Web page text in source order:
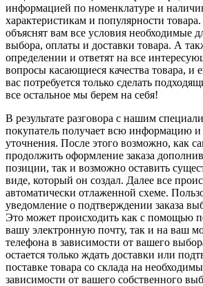
информацией по номенклатуре и
характеристикам и популярности
объяснят вам все условия необходимые
выбора, оплаты и доставки товара. А
определении и ответят на все
вопросы касающиеся качества товара, и
вас потребуется только сделать
все остальное мы берем на себя!
В результате разговора с нашим
покупатель получает всю информацию
уточнения. После этого возможно, как
продолжить оформление заказа
позиции, так и возможно оставить
виде, который он создал. Далее все
автоматически отлаженной схеме.
уведомление о подтверждении заказа
Это может происходить как с помощью
вашу электронную почту, так и на ваш
телефона в зависимости от вашего
остается только ждать доставки или
поставке товара со склада на
зависимости от вашего собственного